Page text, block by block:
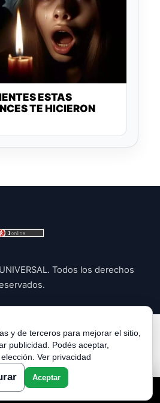
ESTAS
TE HICIERON
Todos los derechos
AQUI
| Política de Cookies |
Configurar
Condiciones | Contacto |
| Aviso Legal
y de terceros para mejorar el sitio,
publicidad. Podés aceptar,
Ver privacidad
Aceptar